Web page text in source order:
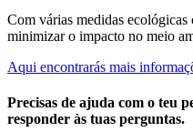
Com várias medidas
minimizar o impacto no meio
Aqui encontrarás mais
Precisas de ajuda com o teu
responder às tuas perguntas.